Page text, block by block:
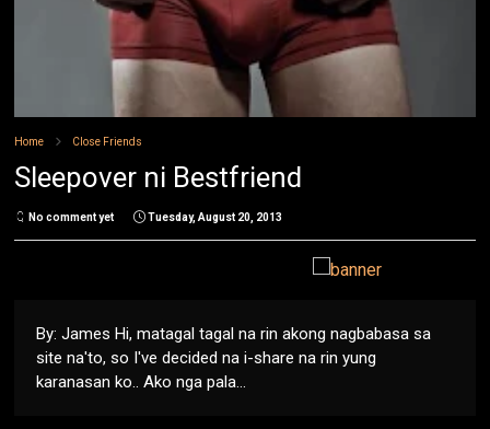
Home Close Friends
Sleepover ni Bestfriend
No comment yet Tuesday, August 20, 2013
By: James Hi, matagal tagal na rin akong nagbabasa sa
site na'to, so I've decided na i-share na rin yung
karanasan ko.. Ako nga pala...